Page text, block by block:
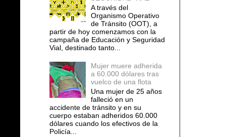
A través del
Organismo Operativo
de Tránsito (OOT), a
partir de hoy comenzamos con la
campaña de Educación y Seguridad
Vial, destinado tanto...
Mujer muere adherida
a 60.000 dólares tras
vuelco de una flota
Una mujer de 25 años
falleció en un
accidente de tránsito y en su
cuerpo estaban adheridos 60.000
dólares cuando los efectivos de la
Policía...